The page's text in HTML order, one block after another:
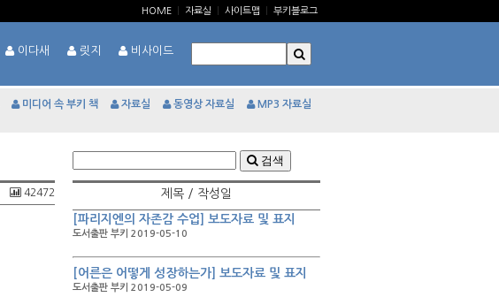
HOME 자료실 사이트맵 부키블로그
이다새 릿지 비사이드
미디어 속 부키 책 자료실 동영상 자료실 MP3 자료실
42472
검색
제목 / 작성일
[파리지엔의 자존감 수업] 보도자료 및 표지
도서출판 부키 2019-05-10
[어른은 어떻게 성장하는가] 보도자료 및 표지
도서출판 부키 2019-05-09